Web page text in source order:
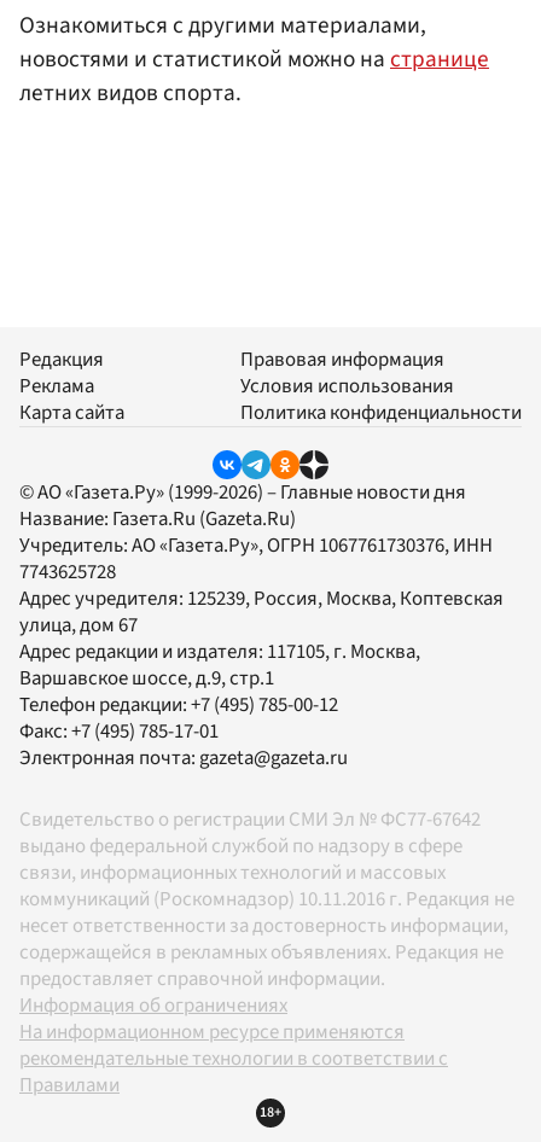
Ознакомиться с другими материалами,
новостями и статистикой можно настранице
летних видов спорта.
Редакция
Реклама
Карта сайта
Правовая информация
Условия использования
Политика конфиденциальности
© АО «Газета.Ру» (1999-2026) – Главные новости дня
Название: Газета.Ru (Gazeta.Ru)
Учредитель:АО «Газета.Ру», ОГРН 1067761730376, ИНН
7743625728
Адрес учредителя: 125239, Россия, Москва, Коптевская
улица, дом 67
Адрес редакции и издателя: 117105, г. Москва,
Варшавское шоссе, д.9, стр.1
Телефон редакции:+7 (495) 785-00-12
Факс:+7 (495) 785-17-01
Электронная почта: gazeta@gazeta.ru
Свидетельство о регистрации СМИ Эл № ФС77-67642
выдано федеральной службой по надзору в сфере
связи, информационных технологий и массовых
коммуникаций (Роскомнадзор) 10.11.2016 г. Редакция не
несет ответственности за достоверность информации,
содержащейся в рекламных объявлениях. Редакция не
предоставляет справочной информации.
Информация об ограничениях
На информационном ресурсе применяются
рекомендательные технологии в соответствии с
Правилами
18+